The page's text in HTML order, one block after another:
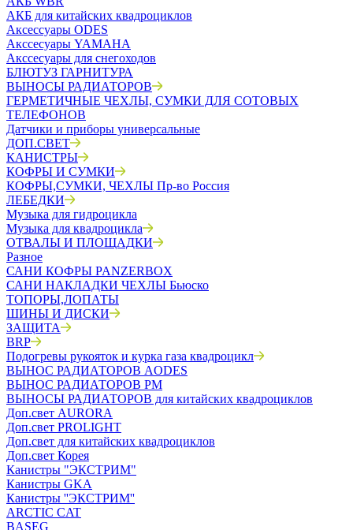
АКБ для китайских квадроциклов
Аксессуары ODES
Акссесуары YAMAHA
Акссесуары для снегоходов
БЛЮТУЗ ГАРНИТУРА
ВЫНОСЫ РАДИАТОРОВ
ГЕРМЕТИЧНЫЕ ЧЕХЛЫ, СУМКИ ДЛЯ СОТОВЫХ
ТЕЛЕФОНОВ
Датчики и приборы универсальные
ДОП.СВЕТ
КАНИСТРЫ
КОФРЫ И СУМКИ
КОФРЫ,СУМКИ, ЧЕХЛЫ Пр-во Россия
ЛЕБЕДКИ
Музыка для гидроцикла
Музыка для квадроцикла
ОТВАЛЫ И ПЛОЩАДКИ
Разное
САНИ КОФРЫ PANZERBOX
САНИ НАКЛАДКИ ЧЕХЛЫ Бьюско
ТОПОРЫ,ЛОПАТЫ
ШИНЫ И ДИСКИ
ЗАЩИТА
BRP
Подогревы рукояток и курка газа квадроцикл
ВЫНОС РАДИАТОРОВ AODES
ВЫНОС РАДИАТОРОВ РМ
ВЫНОСЫ РАДИАТОРОВ для китайских квадроциклов
Доп.свет AURORA
Доп.свет PROLIGHT
Доп.свет для китайских квадроциклов
Доп.свет Корея
Канистры "ЭКСТРИМ"
Канистры GKA
Канистры ''ЭКСТРИМ''
ARCTIC CAT
BASEG